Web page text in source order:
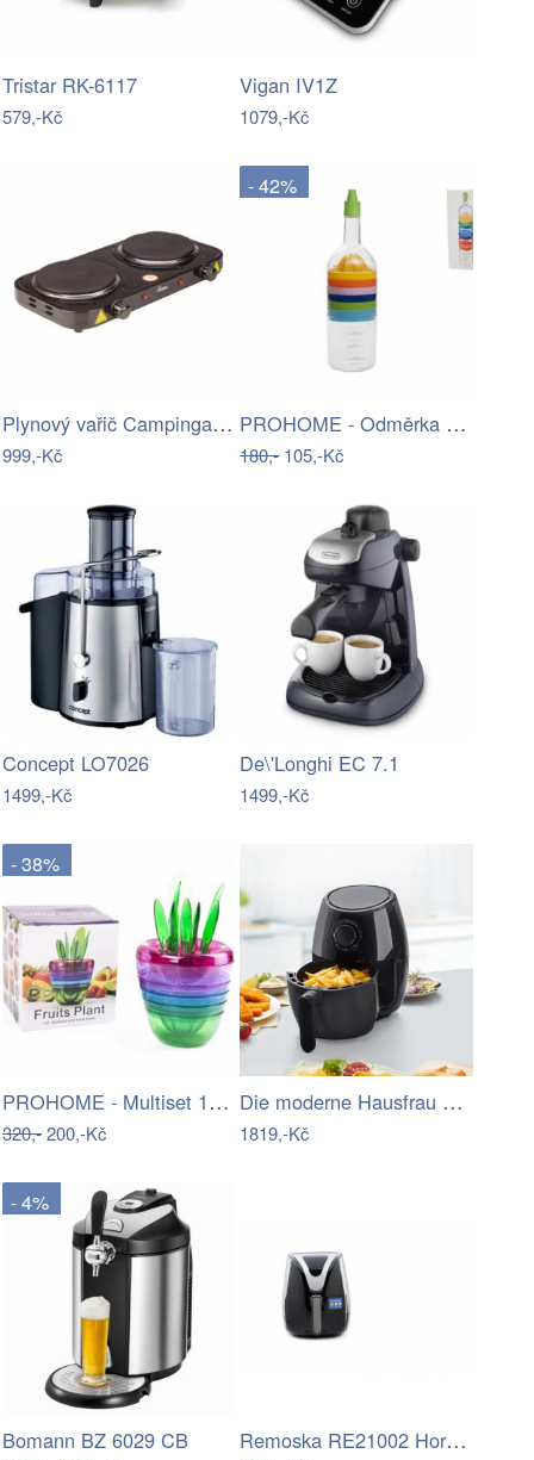
Tristar RK-6117
579,-Kč
Vigan IV1Z
1079,-Kč
Plynový vařič Campingaz Base Camp
999,-Kč
- 42%
PROHOME - Odměrka 400ml, nálevka,…
180,-105,-Kč
Concept LO7026
1499,-Kč
De\'Longhi EC 7.1
1499,-Kč
- 38%
PROHOME - Multiset 10 v 1
320,-200,-Kč
Die moderne Hausfrau Horkovzdušná…
1819,-Kč
- 4%
Bomann BZ 6029 CB Remoska RE21002 Horkovzdušná fritéza 3…